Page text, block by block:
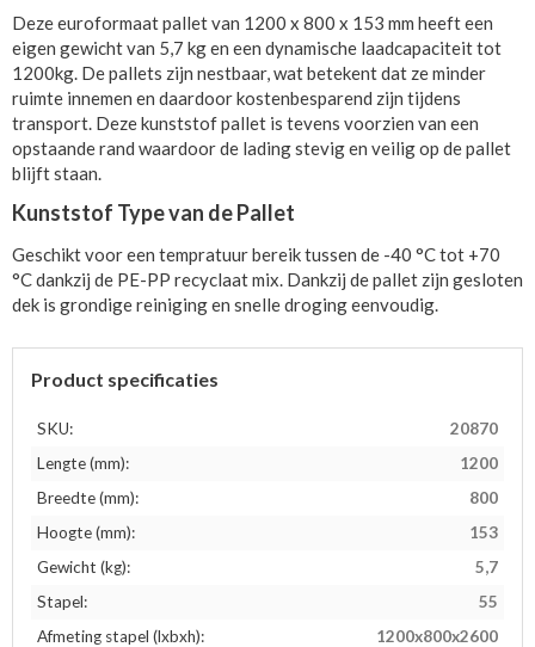
Deze euroformaat pallet van 1200 x 800 x 153 mm heeft een
eigen gewicht van 5,7 kg en een dynamische laadcapaciteit tot
1200kg. De pallets zijn nestbaar, wat betekent dat ze minder
ruimte innemen en daardoor kostenbesparend zijn tijdens
transport. Deze kunststof pallet is tevens voorzien van een
opstaande rand waardoor de lading stevig en veilig op de pallet
blijft staan.
Kunststof Type van de Pallet
Geschikt voor een tempratuur bereik tussen de -40 °C tot +70
°C dankzij de PE-PP recyclaat mix. Dankzij de pallet zijn gesloten
dek is grondige reiniging en snelle droging eenvoudig.
Product specificaties
SKU:
20870
Lengte (mm):
1200
Breedte (mm):
800
Hoogte (mm):
153
Gewicht (kg):
5,7
Stapel:
55
Afmeting stapel (lxbxh):
1200x800x2600